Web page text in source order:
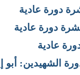
دورة عادية
دورة عادية
عادية
الشهيدين: أبو